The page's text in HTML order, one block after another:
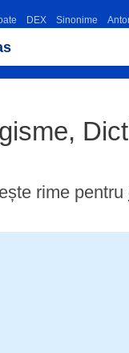
DEX Sinonime
rime pentru